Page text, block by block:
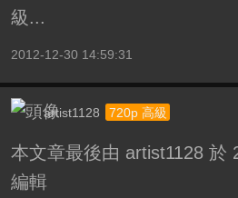
級...
2012-12-30 14:59:31
artist1128 720p 高級
本文章最後由 artist1128 於
編輯